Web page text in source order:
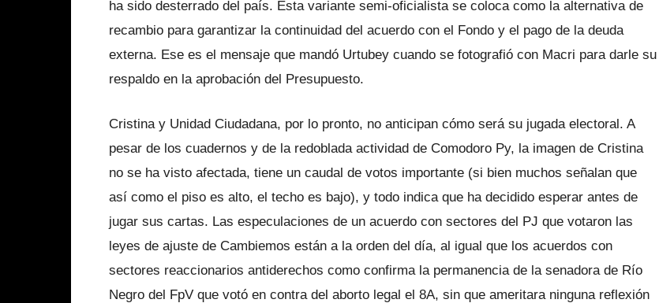
ha sido desterrado del país. Esta variante semi-oficialista se coloca como la alternativa de
recambio para garantizar la continuidad del acuerdo con el Fondo y el pago de la deuda
externa. Ese es el mensaje que mandó Urtubey cuando se fotografió con Macri para darle su
respaldo en la aprobación del Presupuesto.
Cristina y Unidad Ciudadana, por lo pronto, no anticipan cómo será su jugada electoral. A
pesar de los cuadernos y de la redoblada actividad de Comodoro Py, la imagen de Cristina
no se ha visto afectada, tiene un caudal de votos importante (si bien muchos señalan que
así como el piso es alto, el techo es bajo), y todo indica que ha decidido esperar antes de
jugar sus cartas. Las especulaciones de un acuerdo con sectores del PJ que votaron las
leyes de ajuste de Cambiemos están a la orden del día, al igual que los acuerdos con
sectores reaccionarios antiderechos como confirma la permanencia de la senadora de Río
Negro del FpV que votó en contra del aborto legal el 8A, sin que ameritara ninguna reflexión